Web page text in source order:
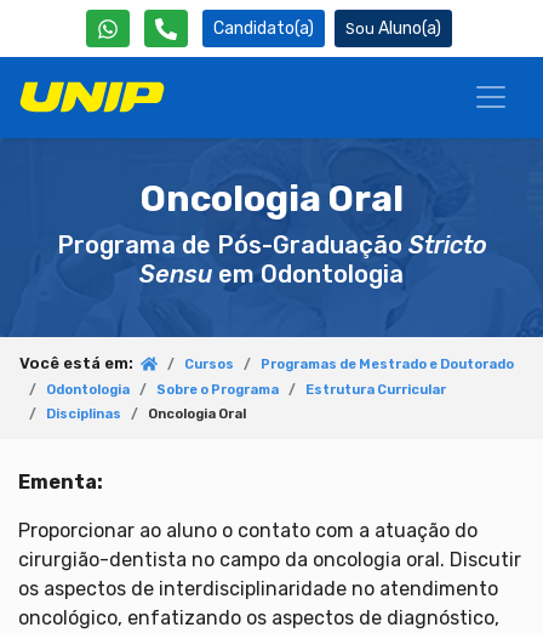
Candidato(a) Aluno(a)
Oncologia Oral
Programa de Pós-Graduação Stricto
Sensu em Odontologia
Você está em: Cursos
Programas de Mestrado e Doutorado
Odontologia
Sobre o Programa
Estrutura Curricular
Disciplinas
Oncologia Oral
Ementa:
Proporcionar ao aluno o contato com a atuação do
cirurgião-dentista no campo da oncologia oral. Discutir
os aspectos de interdisciplinaridade no atendimento
oncológico, enfatizando os aspectos de diagnóstico,